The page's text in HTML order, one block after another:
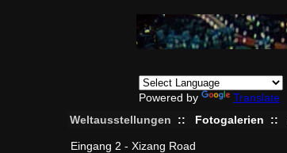
Powered by Translate
Weltausstellungen :: Fotogalerien ::
Eingang 2 - Xizang Road